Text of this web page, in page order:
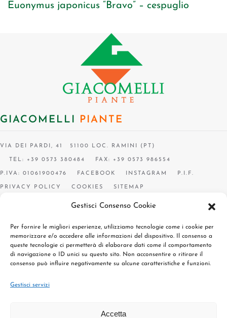
Gestisci Consenso Cookie
Per fornire le migliori esperienze, utilizziamo tecnologie come i cookie per
memorizzare e/o accedere alle informazioni del dispositivo. Il consenso a
queste tecnologie ci permetterà di elaborare dati come il comportamento
di navigazione o ID unici su questo sito. Non acconsentire o ritirare il
consenso può influire negativamente su alcune caratteristiche e funzioni.
Gestisci servizi
Accetta
Euonymus japonicus “Bravo” – cespuglio
GIACOMELLI PIANTE
VIA DEI PARDI, 41 51100 LOC. RAMINI (PT)
TEL: +39 0573 380484 FAX: +39 0573 986554
P.IVA: 01061900476 FACEBOOK INSTAGRAM P.I.F.
PRIVACY POLICY COOKIES SITEMAP